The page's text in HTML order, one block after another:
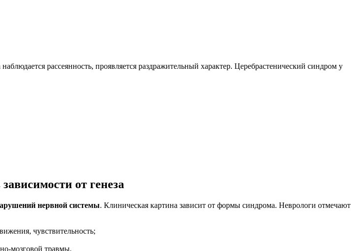
рассеянность, проявляется раздражительный характер. Церебрастенический синдром у
от генеза
нервной системы. Клиническая картина зависит от формы синдрома. Неврологи отмечают
чувствительность;
мозговой травмы.